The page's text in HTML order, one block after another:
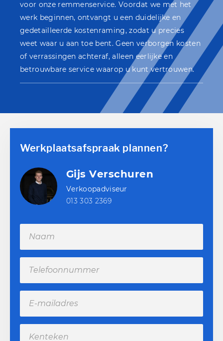
voor onze remmenservice. Voordat we met het
werk beginnen, ontvangt u een duidelijke en
gedetailleerde kostenraming, zodat u precies
weet waar u aan toe bent. Geen verborgen kosten
of verrassingen achteraf, alleen eerlijke en
betrouwbare service waarop u kunt vertrouwen.
Werkplaatsafspraak plannen?
Gijs Verschuren
Verkoopadviseur
013 303 2369